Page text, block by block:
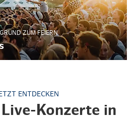
ZUM FEIERN
ENTDECKEN
Konzerte in